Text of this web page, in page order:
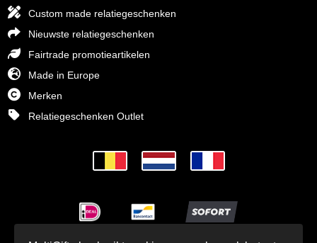
Custom made relatiegeschenken
Nieuwste relatiegeschenken
Fairtrade promotieartikelen
Made in Europe
Merken
Relatiegeschenken Outlet